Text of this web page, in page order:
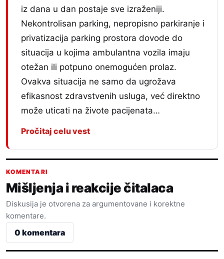
iz dana u dan postaje sve izraženiji.
Nekontrolisan parking, nepropisno parkiranje i
privatizacija parking prostora dovode do
situacija u kojima ambulantna vozila imaju
otežan ili potpuno onemogućen prolaz.
Ovakva situacija ne samo da ugrožava
efikasnost zdravstvenih usluga, već direktno
može uticati na živote pacijenata…
Pročitaj celu vest
KOMENTARI
Mišljenja i reakcije čitalaca
Diskusija je otvorena za argumentovane i korektne
komentare.
0 komentara